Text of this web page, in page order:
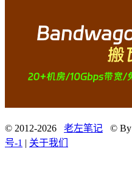
© 2012-2026 老左笔记 © By
号-1 | 关于我们